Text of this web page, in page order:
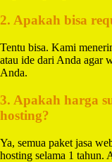
2. Apakah bisa
Tentu bisa. Kami
atau ide dari Anda agar
Anda.
3. Apakah harga
hosting?
Ya, semua paket jasa
hosting selama 1 tahun.